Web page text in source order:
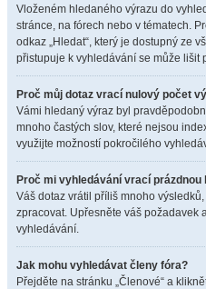
Vloženém hledaného výrazu do
stránce, na fórech nebo v tématech.
odkaz „Hledat“, který je dostupný ze
přistupuje k vyhledávání se může lišit
Proč můj dotaz vrací nulový počet
Vámi hledaný výraz byl
mnoho častých slov, které nejsou
využijte možností pokročilého
Proč mi vyhledávání vrací prázdnou
Váš dotaz vrátil příliš mnoho
zpracovat. Upřesněte váš požadavek
vyhledávání.
Jak mohu vyhledávat členy fóra?
Přejděte na stránku „Členové“ a